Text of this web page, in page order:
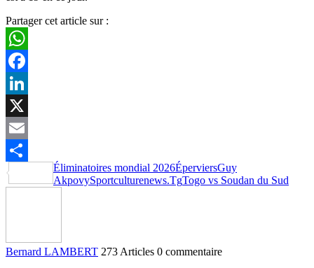
Partager cet article sur :
WhatsApp
Facebook
LinkedIn
X
Email
Partager
Éliminatoires mondial 2026ÉperviersGuy
AkpovySportculturenews.TgTogo vs Soudan du Sud
Bernard LAMBERT 273 Articles 0 commentaire